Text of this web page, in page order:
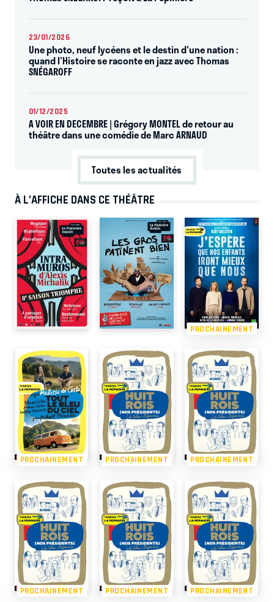
23/01/2026
Une photo, neuf lycéens et le destin d'une nation :
quand l'Histoire se raconte en jazz avec Thomas
SNÉGAROFF
01/12/2025
A VOIR EN DECEMBRE | Grégory MONTEL de retour au
théâtre dans une comédie de Marc ARNAUD
Toutes les actualités
À L’AFFICHE DANS CE THÉÂTRE
PROCHAINEMENT
PROCHAINEMENT PROCHAINEMENT PROCHAINEMENT
PROCHAINEMENT PROCHAINEMENT PROCHAINEMENT